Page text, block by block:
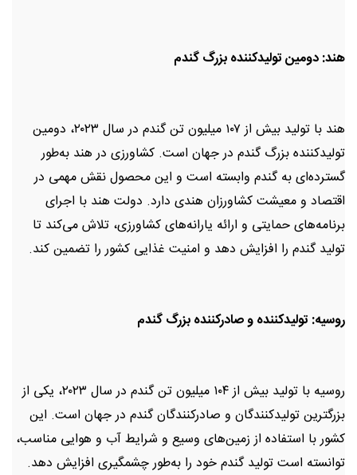
هند: دومین تولیدکننده بزرگ گندم
هند با تولید بیش از ۱۰۷ میلیون تن گندم در سال ۲۰۲۳، دومین
تولیدکننده بزرگ گندم در جهان است. کشاورزی در هند به‌طور
گسترده‌ای به گندم وابسته است و این محصول نقش مهمی در
اقتصاد و معیشت کشاورزان هندی دارد. دولت هند با اجرای
برنامه‌های حمایتی و ارائه یارانه‌های کشاورزی، تلاش می‌کند تا
تولید گندم را افزایش دهد و امنیت غذایی کشور را تضمین کند.
روسیه: تولیدکننده و صادرکننده بزرگ گندم
روسیه با تولید بیش از ۱۰۴ میلیون تن گندم در سال ۲۰۲۳، یکی از
بزرگترین تولیدکنندگان و صادرکنندگان گندم در جهان است. این
کشور با استفاده از زمین‌های وسیع و شرایط آب و هوایی مناسب،
توانسته است تولید گندم خود را به‌طور چشمگیری افزایش دهد.